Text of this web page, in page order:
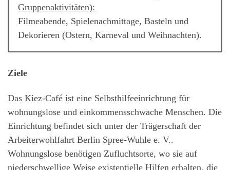
Gruppenaktivitäten):
Filmeabende, Spielenachmittage, Basteln und
Dekorieren (Ostern, Karneval und Weihnachten).
Ziele
Das Kiez-Café ist eine Selbsthilfeeinrichtung für
wohnungslose und einkommensschwache Menschen. Die
Einrichtung befindet sich unter der Trägerschaft der
Arbeiterwohlfahrt Berlin Spree-Wuhle e. V..
Wohnungslose benötigen Zufluchtsorte, wo sie auf
niederschwellige Weise existentielle Hilfen erhalten, die